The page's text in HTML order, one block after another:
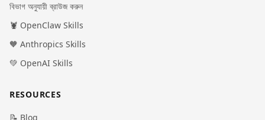
বিভাগ অনুযায়ী ব্রাউজ করুন
🦞 OpenClaw Skills
🧡 Anthropics Skills
💚 OpenAI Skills
RESOURCES
📝 Blog